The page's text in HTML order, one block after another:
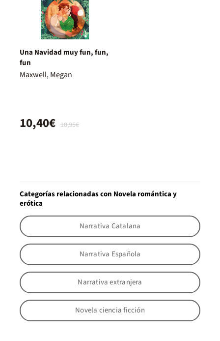
Una Navidad muy fun, fun,
fun
Maxwell, Megan
10,95€
10,40€
Categorías relacionadas con Novela romántica y
erótica
Narrativa Catalana
Narrativa Española
Narrativa extranjera
Novela ciencia ficción